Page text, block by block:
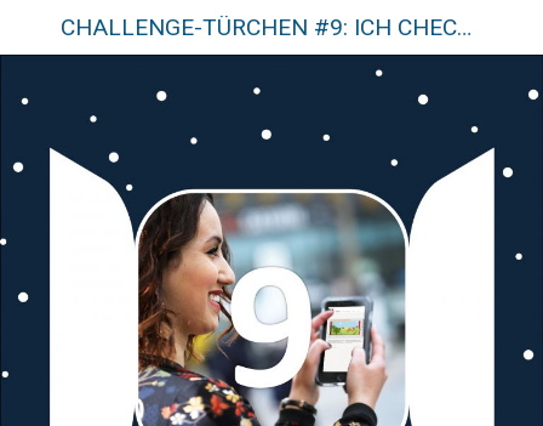
CHALLENGE-TÜRCHEN #9: ICH CHECK MEIN‘ FUSSABDRUCK!